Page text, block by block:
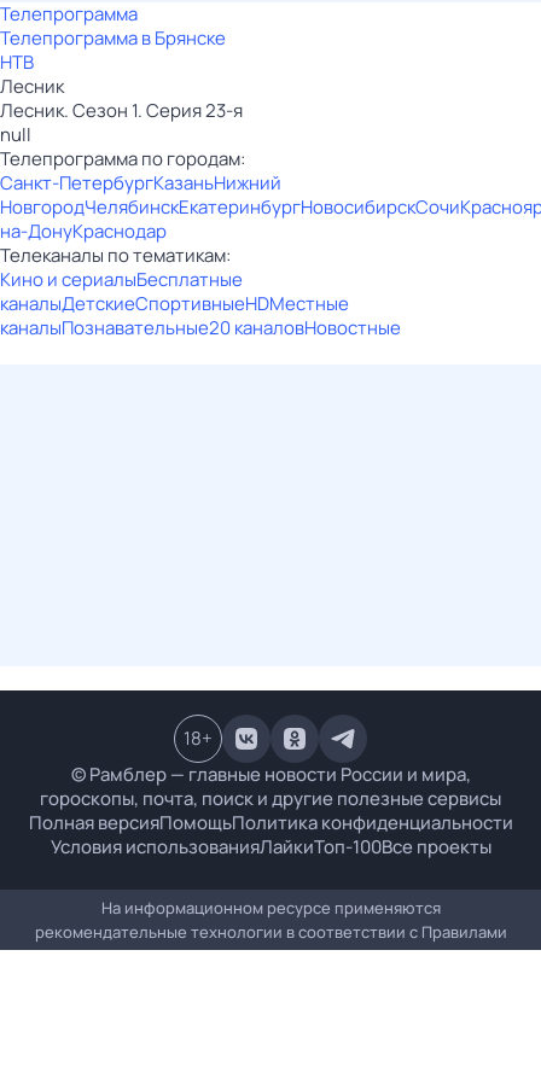
Телепрограмма
Телепрограмма в Брянске
НТВ
Лесник
Лесник. Сезон 1. Серия 23-я
null
Телепрограмма по городам:
Санкт-ПетербургКазаньНижний
НовгородЧелябинскЕкатеринбургНовосибирскСочи
на-ДонуКраснодар
Телеканалы по тематикам:
Кино и сериалыБесплатные
каналыДетскиеСпортивныеHDМестные
каналыПознавательные20 каналовНовостные
© Рамблер — главные новости России и мира,
гороскопы, почта, поиск и другие полезные сервисы
Полная версияПомощьПолитика конфиденциальности
Условия использованияЛайкиТоп-100Все проекты
18+
На информационном ресурсе применяются
рекомендательные технологии в соответствии с Правилами